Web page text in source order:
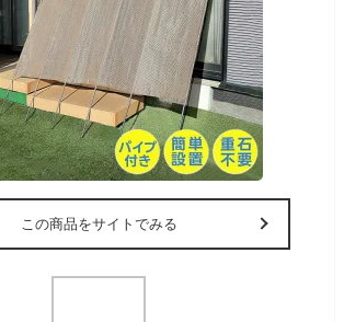
この商品をサイトでみる